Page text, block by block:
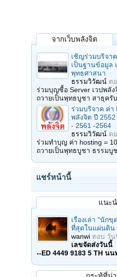
จากเว็บพลังจิต
เชิญร่วมบริจา
เป็นฐานข้อมูล
พุทธศาสนา
ธรรมวิวัฒน์ ต
ร่วมบุญซื้อ Server เวปพลั
ถวายเป็นพุทธบูชา สาธุครั
ร่วมบริจาค ค่า
พลังจิต ปี 2552
- 2561 -2564
ธรรมวิวัฒน์ ต
ร่วมทำบุญ ค่า hosting =
ถวายเป็นพุทธบูชา ธรรมบู
แชร์หน้านี้
แนะ
เรื่องเล่า "นัก
ที่สุดในแผ่นดิน
wanwi ตอบ วัน
เลขจัดส่งวันนี้
--ED 4449 9183 5 TH นน